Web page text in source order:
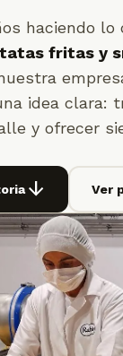
haciendo lo
fritas y
idea clara:
y ofrecer
arrow_downward Ver